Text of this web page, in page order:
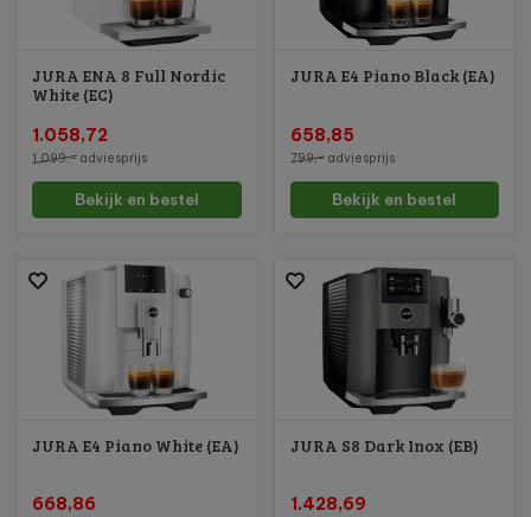
JURA ENA 8 Full Nordic
White (EC)
1.058,72
1.099,- adviesprijs
Bekijk en bestel
JURA E4 Piano Black (EA)
658,85
799,-adviesprijs
Bekijk en bestel
JURA E4 Piano White (EA)
668,86
JURA S8 Dark Inox (EB)
1.428,69